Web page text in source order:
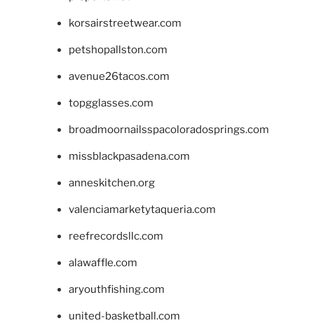
korsairstreetwear.com
petshopallston.com
avenue26tacos.com
topgglasses.com
broadmoornailsspacoloradosprings.com
missblackpasadena.com
anneskitchen.org
valenciamarketytaqueria.com
reefrecordsllc.com
alawaffle.com
aryouthfishing.com
united-basketball.com